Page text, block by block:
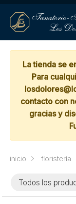
La tienda se
Para
contacto con
gracias y
inicio floristería
Todos los